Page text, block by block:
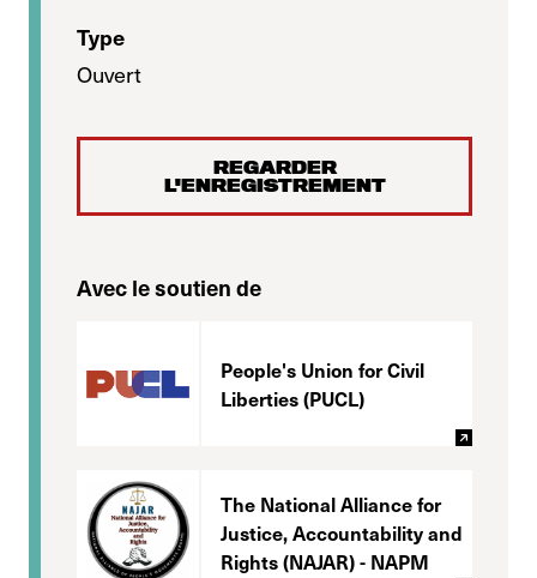
Type
Ouvert
REGARDER
L'ENREGISTREMENT
Avec le soutien de
People's Union for Civil
Liberties (PUCL)
The National Alliance for
Justice, Accountability and
Rights (NAJAR) - NAPM